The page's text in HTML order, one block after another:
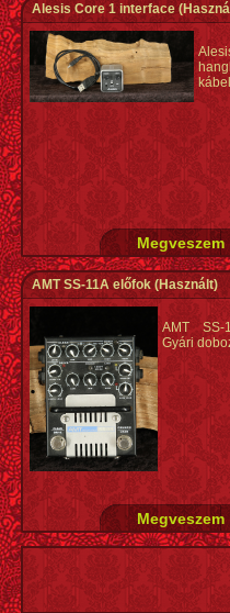
Alesis Core 1 interface
AMT SS-11A előfok (Használt)
AMT SS-
Gyári